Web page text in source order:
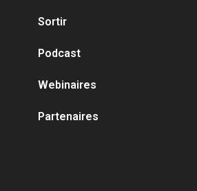
Sortir
Podcast
Webinaires
Partenaires